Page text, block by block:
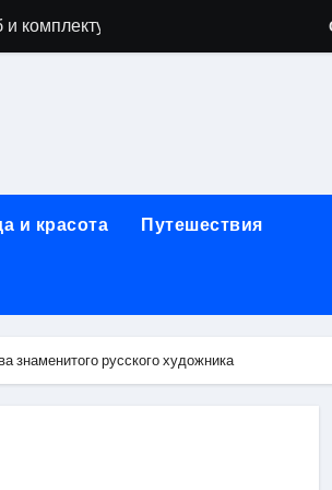
комплектующих
процедуры
и без участия банков с пополнением
при смене прикуса
и красота Путешествия
знаменитого русского художника